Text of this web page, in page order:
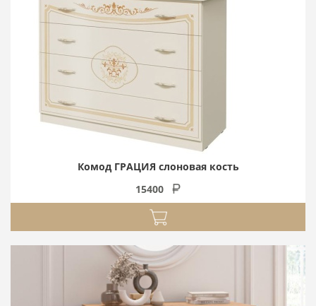
Комод ГРАЦИЯ слоновая кость
15400